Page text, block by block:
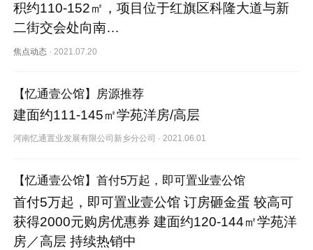
积约110-152㎡，项目位于红旗区科隆大道与新
二街交会处向南…
焦点动态 · 2021.07.20
【忆通壹公馆】房源推荐
建面约111-145㎡学苑洋房/高层
河南忆通置业发展有限公司新乡分公司 ·2021.06.01
【忆通壹公馆】首付5万起，即可置业壹公馆
首付5万起，即可置业壹公馆 订房砸金蛋 较高可
获得2000元购房优惠券 建面约120-144㎡学苑洋
房／高层 持续热销中